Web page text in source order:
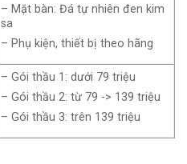
– Mặt bàn: Đá tự nhiên đen kim
sa
– Phụ kiện, thiết bị theo hãng
– Gói thầu 1: dưới 79 triệu
– Gói thầu 2: từ 79 -> 139 triệu
– Gói thầu 3: trên 139 triệu